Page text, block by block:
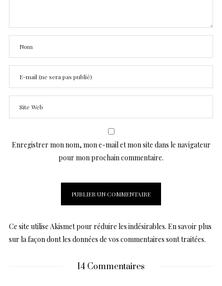
Enregistrer mon nom, mon e-mail et mon site dans le navigateur
pour mon prochain commentaire.
Ce site utilise Akismet pour réduire les indésirables. En savoir plus
sur la façon dont les données de vos commentaires sont traitées.
14 Commentaires